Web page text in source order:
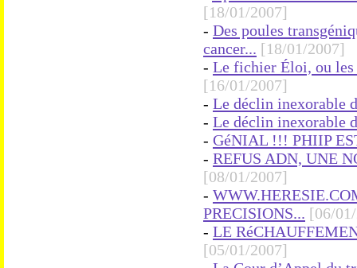
[18/01/2007]
- Des poules
cancer... [18/01/2007]
- Le fichier Éloi, ou les
[16/01/2007]
- Le déclin inexorable
- Le déclin inexorable
- GéNIAL !!! PHIIP
- REFUS ADN, UNE
[08/01/2007]
-
PRECISIONS... [06/
- LE
[05/01/2007]